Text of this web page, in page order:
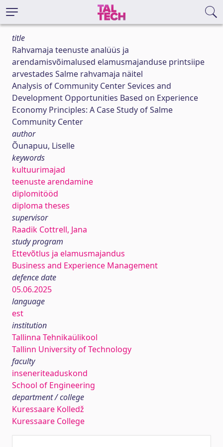
title
Rahvamaja teenuste analüüs ja
arendamisvõimalused elamusmajanduse printsiipe
arvestades Salme rahvamaja näitel
Analysis of Community Center Sevices and
Development Opportunities Based on Experience
Economy Principles: A Case Study of Salme
Community Center
author
Õunapuu, Liselle
keywords
kultuurimajad
teenuste arendamine
diplomitööd
diploma theses
supervisor
Raadik Cottrell, Jana
study program
Ettevõtlus ja elamusmajandus
Business and Experience Management
defence date
05.06.2025
language
est
institution
Tallinna Tehnikaülikool
Tallinn University of Technology
faculty
inseneriteaduskond
School of Engineering
department / college
Kuressaare Kolledž
Kuressaare College